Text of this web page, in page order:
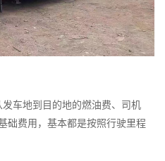
车地到目的地的燃油费、司机
础费用，基本都是按照行驶里程